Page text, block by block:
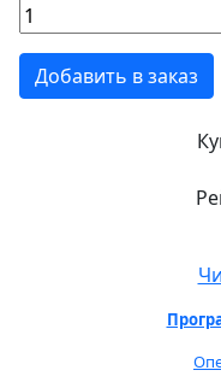
Добавить в заказ